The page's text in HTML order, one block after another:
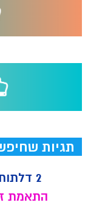
תגיות
2 דלתות
התאמת